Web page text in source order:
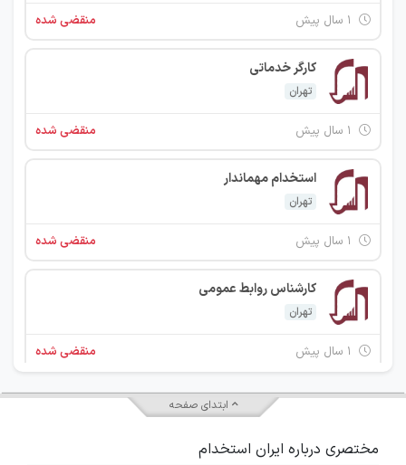
منقضی شده
کارگر خدماتی
تهران
منقضی شده
استخدام مهماندار
تهران
منقضی شده
کارشناس روابط عمومی
تهران
منقضی شده
ابتدای صفحه
مختصری درباره ایران استخدام